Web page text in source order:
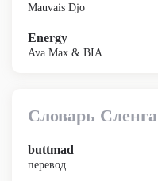
Mauvais Djo
Energy
Ava Max & BIA
Словарь Сленга
buttmad
перевод